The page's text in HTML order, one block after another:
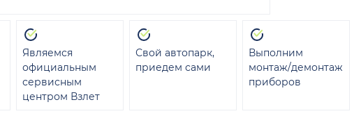
Являемся
официальным
сервисным
центром Взлет
Свой автопарк,
приедем сами
Выполним
монтаж/демонтаж
приборов